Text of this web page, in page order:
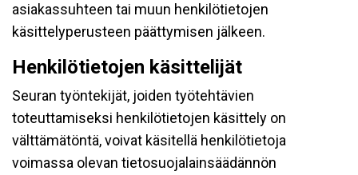
asiakassuhteen tai muun henkilötietojen
käsittelyperusteen päättymisen jälkeen.
Henkilötietojen käsittelijät
Seuran työntekijät, joiden työtehtävien
toteuttamiseksi henkilötietojen käsittely on
välttämätöntä, voivat käsitellä henkilötietoja
voimassa olevan tietosuojalainsäädännön